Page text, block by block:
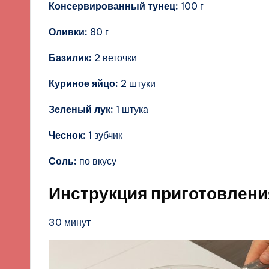
Консервированный тунец: 100 г
Оливки: 80 г
Базилик: 2 веточки
Куриное яйцо: 2 штуки
Зеленый лук: 1 штука
Чеснок: 1 зубчик
Соль: по вкусу
Инструкция
30 минут